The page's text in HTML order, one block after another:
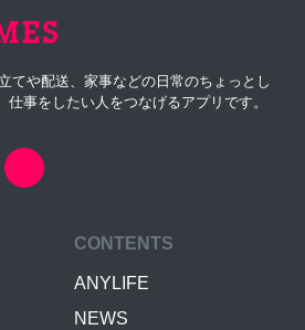
てや配送、家事などの日常のちょっとし
事をしたい人をつなげるアプリです。
CONTENTS
ANYLIFE
NEWS